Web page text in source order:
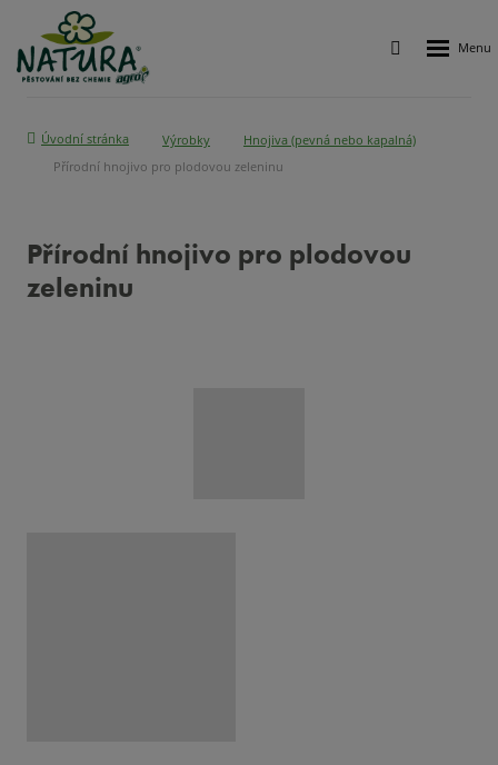
Vyhledávání
Úvodní stránka Výrobky
Hnojiva (pevná nebo kapalná)
Přírodní hnojivo pro plodovou zeleninu
Přírodní hnojivo pro plodovou
zeleninu